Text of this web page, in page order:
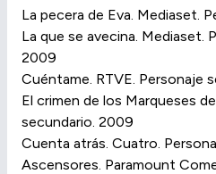
La pecera de Eva. Mediaset.
La que se avecina. Mediaset.
2009
Cuéntame. RTVE. Personaje
El crimen de los Marqueses
secundario. 2009
Cuenta atrás. Cuatro.
Ascensores. Paramount